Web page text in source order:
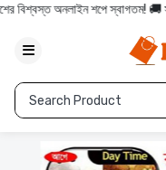
অনলাইন শপে স্বাগতম! 🚚 সারাদেশে